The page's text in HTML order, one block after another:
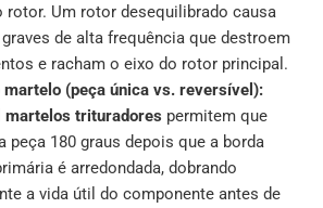
rotor. Um rotor desequilibrado causa
de alta frequência que destroem
e racham o eixo do rotor principal.
martelo (peça única vs. reversível):
martelos trituradores permitem que
peça 180 graus depois que a borda
é arredondada, dobrando
a vida útil do componente antes de